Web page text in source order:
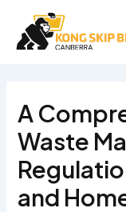
content
A
Waste
and
navigation